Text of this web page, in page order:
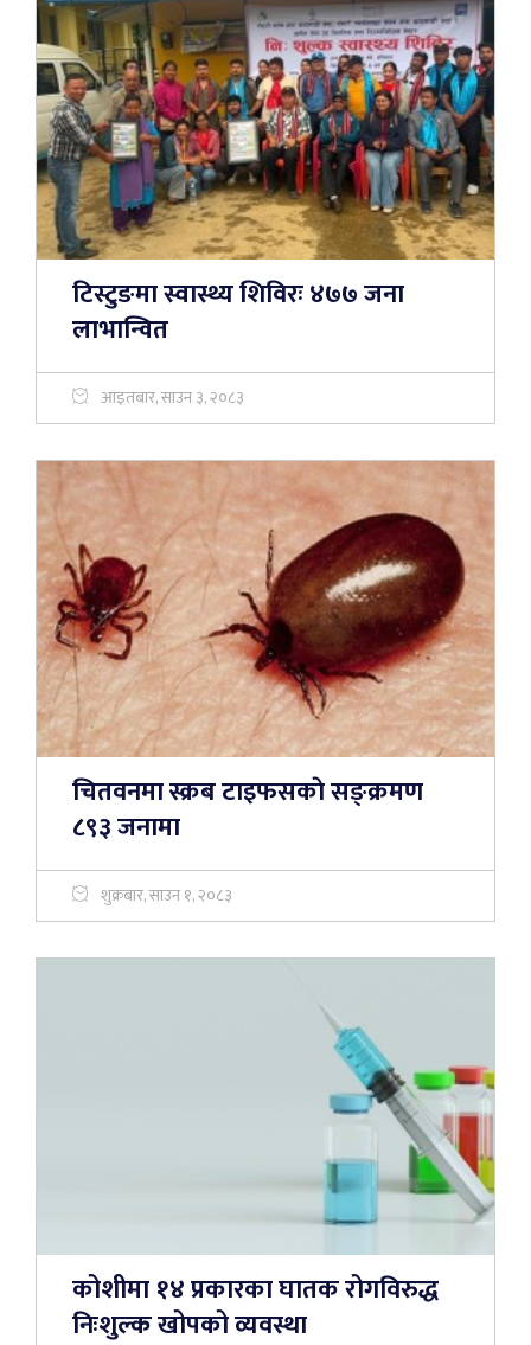
टिस्टुङमा स्वास्थ्य शिविरः ४७७ जना
लाभान्वित
आइतबार, साउन ३, २०८३
चितवनमा स्क्रब टाइफसकाे सङ्क्रमण
८९३ जनामा
शुक्रबार, साउन १, २०८३
कोशीमा १४ प्रकारका घातक रोगविरुद्ध
निःशुल्क खोपको व्यवस्था